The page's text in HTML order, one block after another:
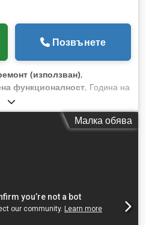
Позвънете
(използван),
функционалност, Година на
на работа:
, степен на автоматизация:
, часове лазер:
3 000 мм, работна ширина:
NT – Пълна автоматизирана
Малка обява